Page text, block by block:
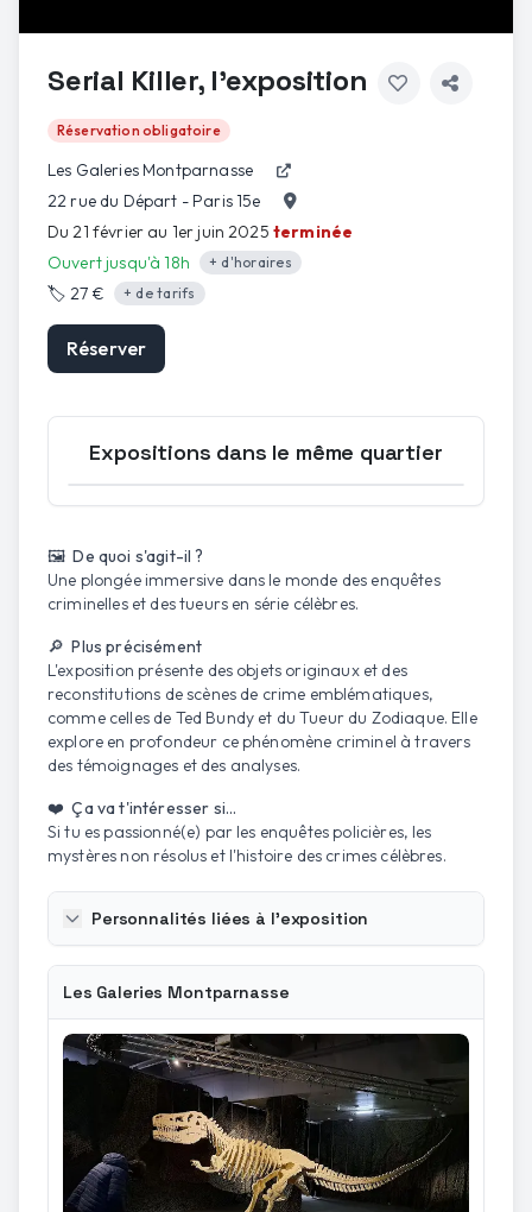
Serial Killer, l'exposition
Réservation obligatoire
Les Galeries Montparnasse
22 rue du Départ - Paris 15e
Du 21 février au 1er juin 2025 terminée
Ouvert jusqu'à 18h
+ d'horaires
🏷️27 € + de tarifs
Réserver
Expositions dans le même quartier
🖼️ De quoi s'agit-il ?
Une plongée immersive dans le monde des enquêtes
criminelles et des tueurs en série célèbres.
🔎 Plus précisément
L'exposition présente des objets originaux et des
reconstitutions de scènes de crime emblématiques,
comme celles de Ted Bundy et du Tueur du Zodiaque. Elle
explore en profondeur ce phénomène criminel à travers
des témoignages et des analyses.
❤️ Ça va t'intéresser si...
Si tu es passionné(e) par les enquêtes policières, les
mystères non résolus et l'histoire des crimes célèbres.
Personnalités liées à l'exposition
Les Galeries Montparnasse